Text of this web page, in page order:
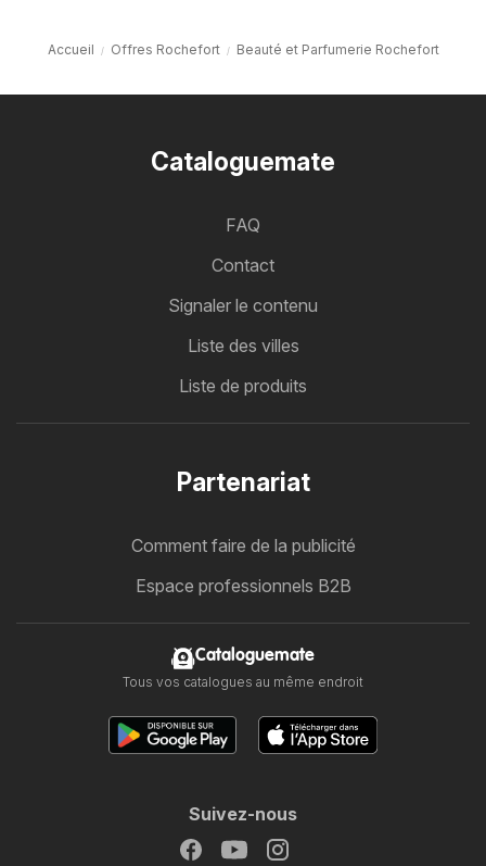
Accueil Offres Rochefort Beauté et Parfumerie Rochefort
Cataloguemate
FAQ
Contact
Signaler le contenu
Liste des villes
Liste de produits
Partenariat
Comment faire de la publicité
Espace professionnels B2B
Cataloguemate
Tous vos catalogues au même endroit
Suivez-nous